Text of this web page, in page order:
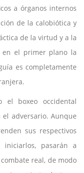
a órganos internos
de la calobiótica y
de la virtud y a la
en el primer plano la
es completamente
el boxeo occidental
adversario. Aunque
sus respectivos
iniciarlos, pasarán a
real, de modo